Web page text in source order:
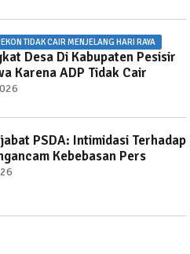
TIDAK CAIR MENJELANG HARI RAYA
Desa Di Kabupaten Pesisir
Karena ADP Tidak Cair
PSDA: Intimidasi Terhadap
Kebebasan Pers